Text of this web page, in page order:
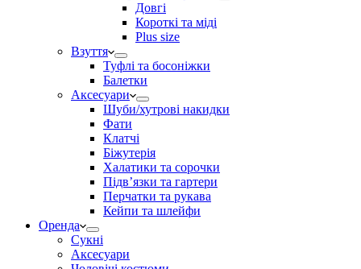
Довгі
Короткі та міді
Plus size
Взуття
Туфлі та босоніжки
Балетки
Аксесуари
Шуби/хутрові накидки
Фати
Клатчі
Біжутерія
Халатики та сорочки
Підвʼязки та гартери
Перчатки та рукава
Кейпи та шлейфи
Оренда
Сукні
Аксесуари